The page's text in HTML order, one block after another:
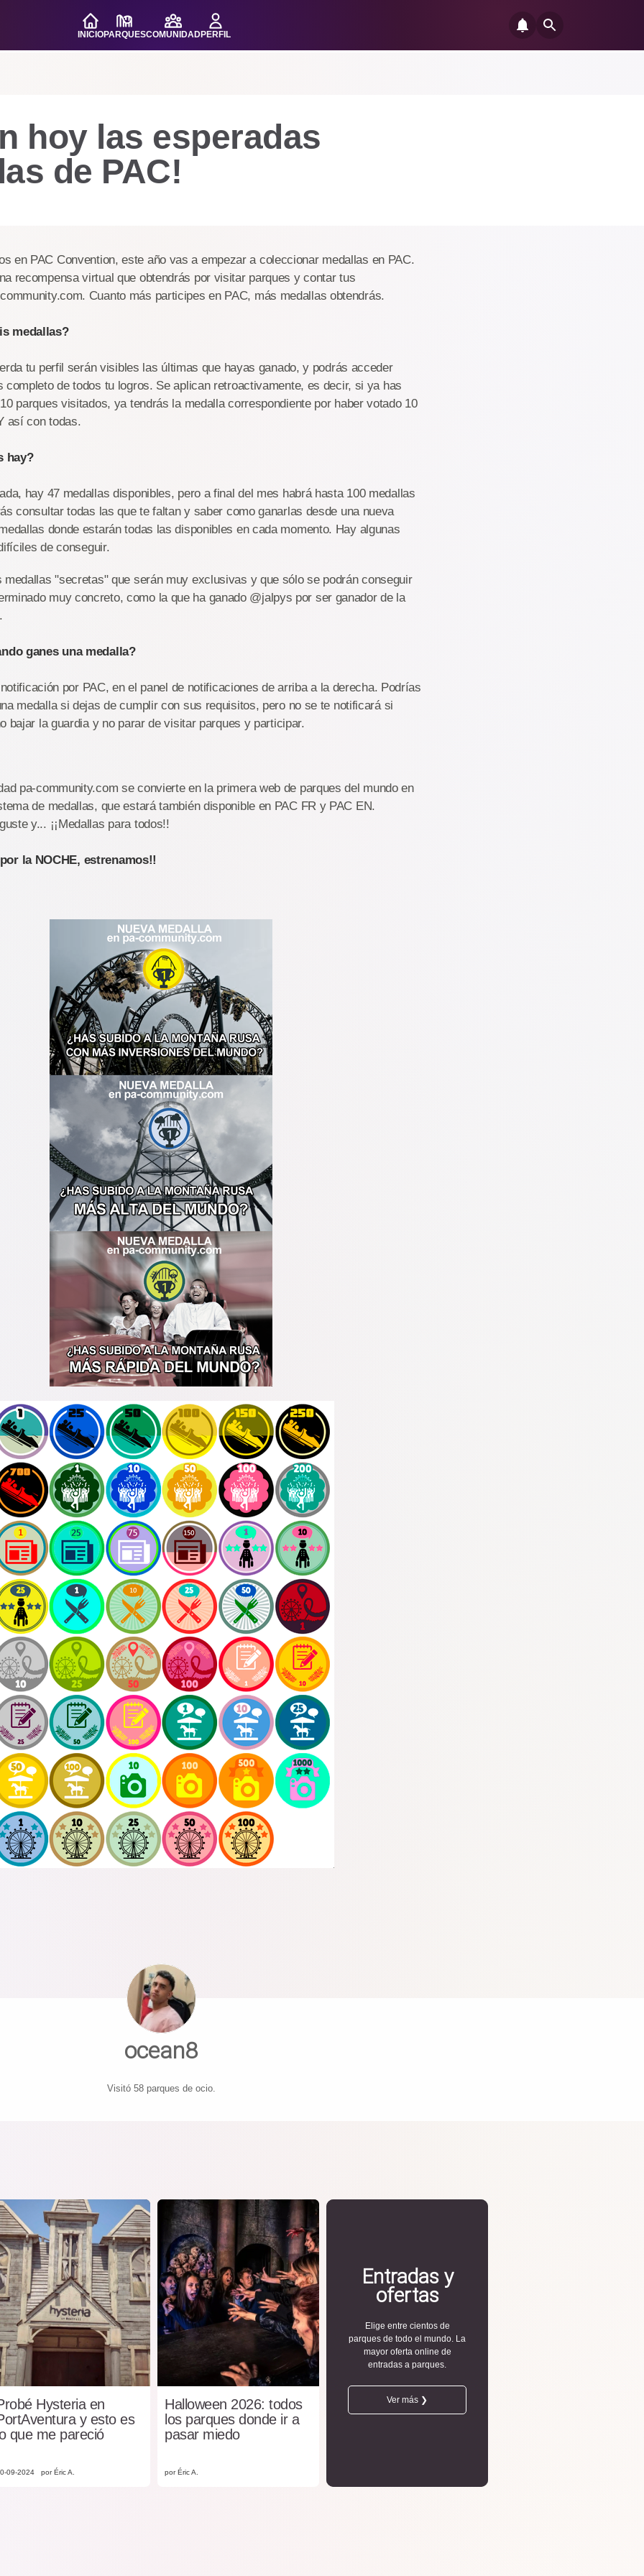
INICIOPARQUESCOMUNIDADPERFIL
hoy las esperadas
de PAC!
en PAC Convention, este año vas a empezar a coleccionar medallas en PAC.
recompensa virtual que obtendrás por visitar parques y contar tus
Cuanto más participes en PAC, más medallas obtendrás.
medallas?
tu perfil serán visibles las últimas que hayas ganado, y podrás acceder
completo de todos tu logros. Se aplican retroactivamente, es decir, si ya has
parques visitados, ya tendrás la medalla correspondiente por haber votado 10
así con todas.
hay?
hay 47 medallas disponibles, pero a final del mes habrá hasta 100 medallas
consultar todas las que te faltan y saber como ganarlas desde una nueva
donde estarán todas las disponibles en cada momento. Hay algunas
de conseguir.
medallas "secretas" que serán muy exclusivas y que sólo se podrán conseguir
muy concreto, como la que ha ganado @jalpys por ser ganador de la
ganes una medalla?
por PAC, en el panel de notificaciones de arriba a la derecha. Podrías
medalla si dejas de cumplir con sus requisitos, pero no se te notificará si
bajar la guardia y no parar de visitar parques y participar.
pa-community.com se convierte en la primera web de parques del mundo en
de medallas, que estará también disponible en PAC FR y PAC EN.
y... ¡¡Medallas para todos!!
la NOCHE, estrenamos!!
ocean8
Visitó 58 parques de ocio.
Hysteria en
y esto es
que me pareció
09-2024 por Éric A.
Halloween 2026: todos
los parques donde ir a
pasar miedo
por Éric A.
Entradas y
ofertas
Elige entre cientos de
parques de todo el mundo. La
mayor oferta online de
entradas a parques.
Ver más ❯